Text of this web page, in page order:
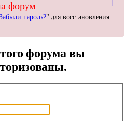
форум
Забыли пароль?" для восстановления
форума вы